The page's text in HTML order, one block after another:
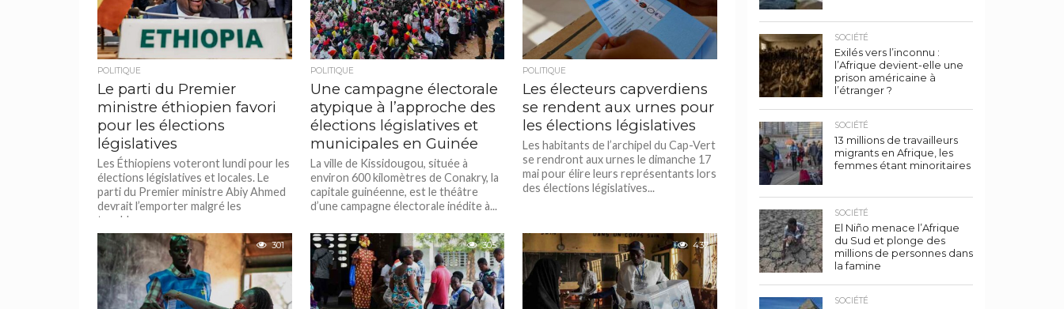
POLITIQUE
Le parti du Premier
ministre éthiopien favori
pour les élections
législatives
Les Éthiopiens voteront lundi pour les
élections législatives et locales. Le
parti du Premier ministre Abiy Ahmed
devrait l’emporter malgré les
troubles...
POLITIQUE
Une campagne électorale
atypique à l’approche des
élections législatives et
municipales en Guinée
La ville de Kissidougou, située à
environ 600 kilomètres de Conakry, la
capitale guinéenne, est le théâtre
d’une campagne électorale inédite à...
POLITIQUE
Les électeurs capverdiens
se rendent aux urnes pour
les élections législatives
Les habitants de l’archipel du Cap-Vert
se rendront aux urnes le dimanche 17
mai pour élire leurs représentants lors
des élections législatives...
301 305 437
SOCIÉTÉ
Exilés vers l’inconnu :
l’Afrique devient-elle une
prison américaine à
l’étranger ?
SOCIÉTÉ
13 millions de travailleurs
migrants en Afrique, les
femmes étant minoritaires
SOCIÉTÉ
El Niño menace l’Afrique
du Sud et plonge des
millions de personnes dans
la famine
SOCIÉTÉ